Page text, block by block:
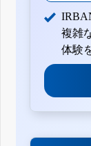
複雑
体験